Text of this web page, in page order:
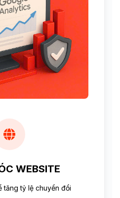
WEBSITE
tăng tỷ lệ chuyển đổi